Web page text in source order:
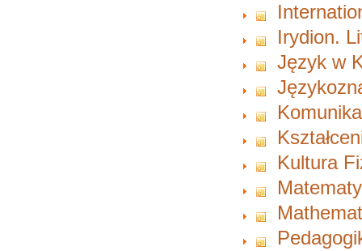
Irydion.
Język w
Kultura